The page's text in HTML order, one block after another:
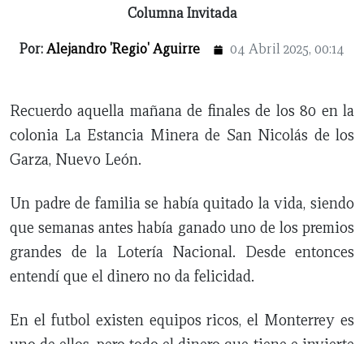
Columna Invitada
Por:Alejandro 'Regio' Aguirre 04 Abril 2025, 00:14
Recuerdo aquella mañana de finales de los 80 en la
colonia La Estancia Minera de San Nicolás de los
Garza, Nuevo León.
Un padre de familia se había quitado la vida, siendo
que semanas antes había ganado uno de los premios
grandes de la Lotería Nacional. Desde entonces
entendí que el dinero no da felicidad.
En el futbol existen equipos ricos, el Monterrey es